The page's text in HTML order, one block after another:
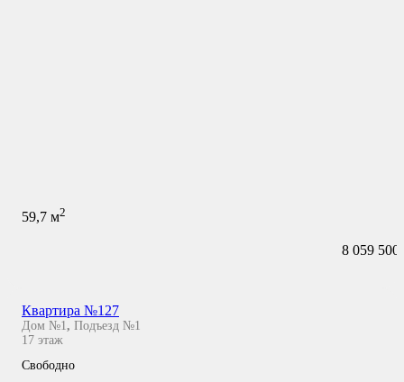
59,7 м2
8 059 500
Квартира №127
Дом №1 , Подъезд №1
17 этаж
Свободно